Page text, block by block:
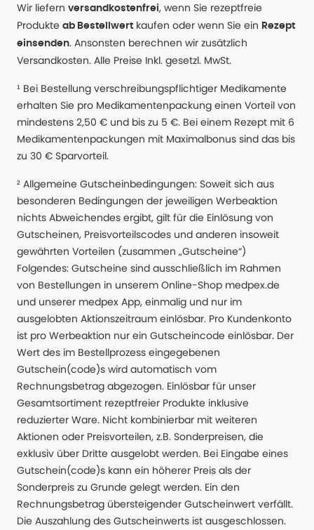
Wir liefern versandkostenfrei, wenn Sie rezeptfreie
Produkte ab Bestellwert kaufen oder wenn Sie ein Rezept
einsenden. Ansonsten berechnen wir zusätzlich
Versandkosten. Alle Preise Inkl. gesetzl. MwSt.
¹ Bei Bestellung verschreibungspflichtiger Medikamente
erhalten Sie pro Medikamentenpackung einen Vorteil von
mindestens 2,50 € und bis zu 5 €. Bei einem Rezept mit 6
Medikamentenpackungen mit Maximalbonus sind das bis
zu 30 € Sparvorteil.
² Allgemeine Gutscheinbedingungen: Soweit sich aus
besonderen Bedingungen der jeweiligen Werbeaktion
nichts Abweichendes ergibt, gilt für die Einlösung von
Gutscheinen, Preisvorteilscodes und anderen insoweit
gewährten Vorteilen (zusammen „Gutscheine“)
Folgendes: Gutscheine sind ausschließlich im Rahmen
von Bestellungen in unserem Online-Shop medpex.de
und unserer medpex App, einmalig und nur im
ausgelobten Aktionszeitraum einlösbar. Pro Kundenkonto
ist pro Werbeaktion nur ein Gutscheincode einlösbar. Der
Wert des im Bestellprozess eingegebenen
Gutschein(code)s wird automatisch vom
Rechnungsbetrag abgezogen. Einlösbar für unser
Gesamtsortiment rezeptfreier Produkte inklusive
reduzierter Ware. Nicht kombinierbar mit weiteren
Aktionen oder Preisvorteilen, z.B. Sonderpreisen, die
exklusiv über Dritte ausgelobt werden. Bei Eingabe eines
Gutschein(code)s kann ein höherer Preis als der
Sonderpreis zu Grunde gelegt werden. Ein den
Rechnungsbetrag übersteigender Gutscheinwert verfällt.
Die Auszahlung des Gutscheinwerts ist ausgeschlossen.